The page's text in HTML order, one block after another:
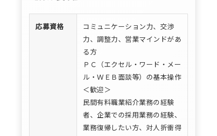
応募資格
コミュニケーション力、交渉
力、調整力、営業マインドがあ
る方
ＰＣ（エクセル・ワード・メー
ル・ＷＥＢ面談等）の基本操作
＜歓迎＞
民間有料職業紹介業務の経験
者、企業での採用業務の経験、
業務復帰したい方、対人折衝得